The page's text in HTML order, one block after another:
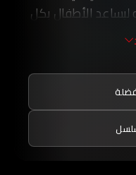
ليساعد الأطفال بكل
جيبه البعدي.
التعامل معها؟